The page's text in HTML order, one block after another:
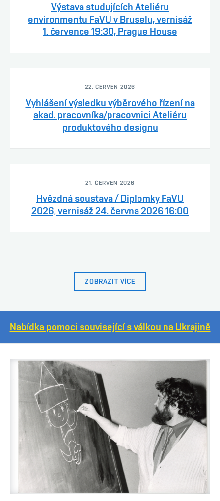
Výstava studujících Ateliéru
environmentu FaVU v Bruselu, vernisáž
1. července 19:30, Prague House
22. ČERVEN 2026
Vyhlášení výsledku výběrového řízení na
akad. pracovníka/pracovnici Ateliéru
produktového designu
21. ČERVEN 2026
Hvězdná soustava / Diplomky FaVU
2026, vernisáž 24. června 2026 16:00
ZOBRAZIT VÍCE
Nabídka pomoci související s válkou na Ukrajině